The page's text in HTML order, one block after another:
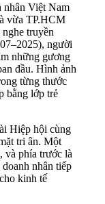
nhân Việt Nam
vừa TP.HCM
truyền
người
những gương
đầu. Hình ảnh
từng thước
bằng lớp trẻ
Hiệp hội cùng
tri ân. Một
và phía trước là
nhân tiếp
kinh tế